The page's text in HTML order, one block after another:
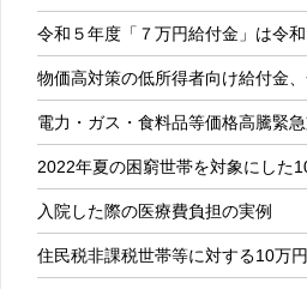
令和５年度「７万円給付金」は令
物価高対策の低所得者向け給付金
電力・ガス・食料品等価格高騰緊
2022年夏の困窮世帯を対象にした
入院した際の医療費負担の実例
住民税非課税世帯等に対する10万